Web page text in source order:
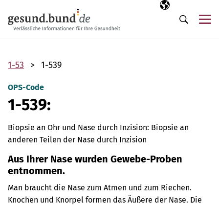
Ausgewählte
DE
Suche
1-53 1-539
OPS-Code
1-539:
Biopsie an Ohr und Nase durch Inzision: Biopsie an
anderen Teilen der Nase durch Inzision
Aus Ihrer Nase wurden Gewebe-Proben
entnommen.
Man braucht die Nase zum Atmen und zum Riechen.
Knochen und Knorpel formen das Äußere der Nase. Die